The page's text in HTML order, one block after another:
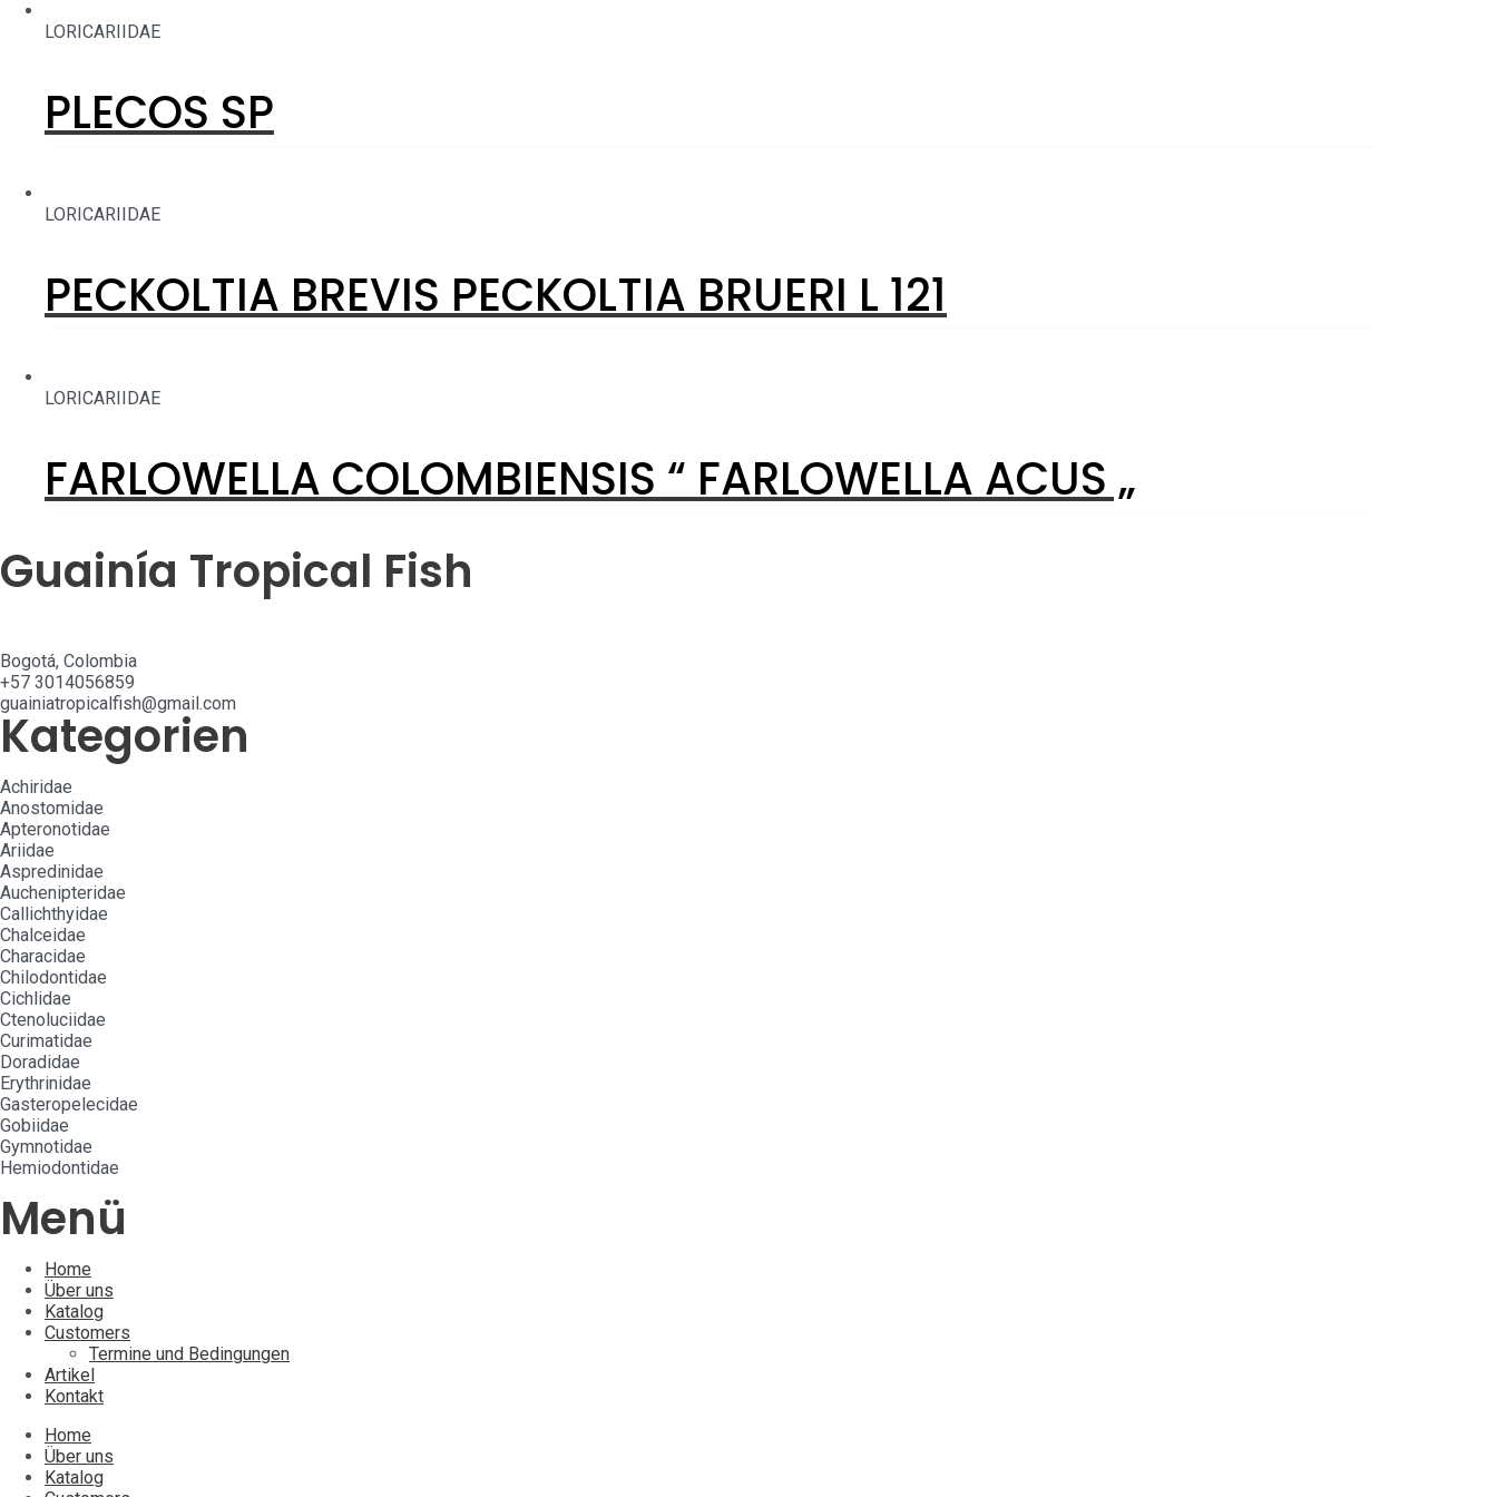
LORICARIIDAE
PLECOS SP
LORICARIIDAE
PECKOLTIA BREVIS PECKOLTIA BRUERI L 121
LORICARIIDAE
FARLOWELLA COLOMBIENSIS “ FARLOWELLA ACUS „
Guainía Tropical Fish
Bogotá, Colombia
+57 3014056859
guainiatropicalfish@gmail.com
Kategorien
Achiridae
Anostomidae
Apteronotidae
Ariidae
Aspredinidae
Auchenipteridae
Callichthyidae
Chalceidae
Characidae
Chilodontidae
Cichlidae
Ctenoluciidae
Curimatidae
Doradidae
Erythrinidae
Gasteropelecidae
Gobiidae
Gymnotidae
Hemiodontidae
Menü
Home
Über uns
Katalog
Customers
Termine und Bedingungen
Artikel
Kontakt
Home
Über uns
Katalog